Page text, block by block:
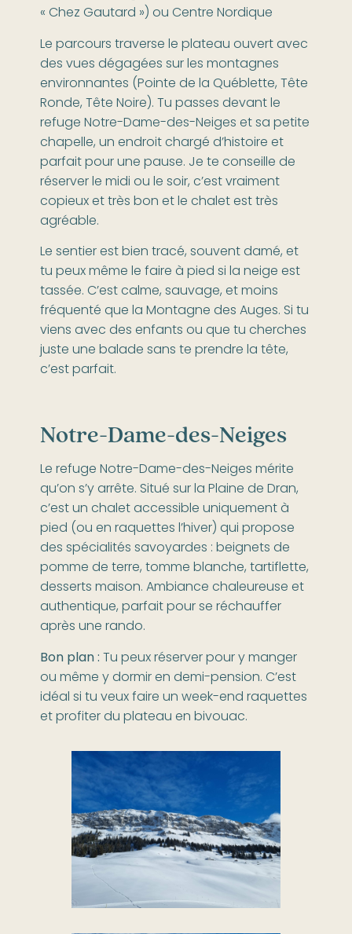
« Chez Gautard ») ou Centre Nordique
Le parcours traverse le plateau ouvert avec
des vues dégagées sur les montagnes
environnantes (Pointe de la Québlette, Tête
Ronde, Tête Noire). Tu passes devant le
refuge Notre-Dame-des-Neiges et sa petite
chapelle, un endroit chargé d’histoire et
parfait pour une pause. Je te conseille de
réserver le midi ou le soir, c’est vraiment
copieux et très bon et le chalet est très
agréable.
Le sentier est bien tracé, souvent damé, et
tu peux même le faire à pied si la neige est
tassée. C’est calme, sauvage, et moins
fréquenté que la Montagne des Auges. Si tu
viens avec des enfants ou que tu cherches
juste une balade sans te prendre la tête,
c’est parfait.
Notre-Dame-des-Neiges
Le refuge Notre-Dame-des-Neiges mérite
qu’on s’y arrête. Situé sur la Plaine de Dran,
c’est un chalet accessible uniquement à
pied (ou en raquettes l’hiver) qui propose
des spécialités savoyardes : beignets de
pomme de terre, tomme blanche, tartiflette,
desserts maison. Ambiance chaleureuse et
authentique, parfait pour se réchauffer
après une rando.
Bon plan :Tu peux réserver pour y manger
ou même y dormir en demi-pension. C’est
idéal si tu veux faire un week-end raquettes
et profiter du plateau en bivouac.